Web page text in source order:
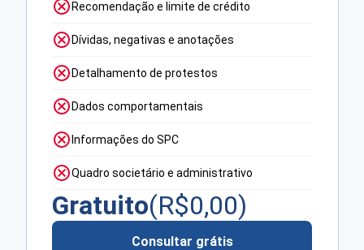
Recomendação e limite de crédito
Dívidas, negativas e anotações
Detalhamento de protestos
Dados comportamentais
Informações do SPC
Quadro societário e administrativo
Gratuito(R$0,00)
Consultar grátis